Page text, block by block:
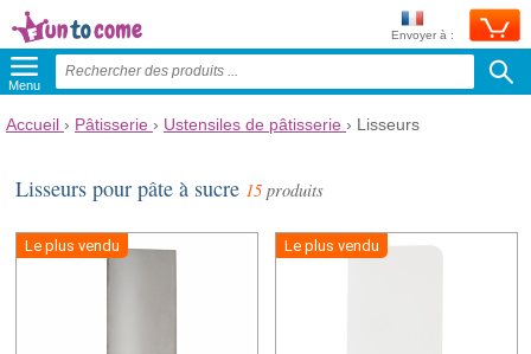
Envoyer à :
Menu
Accueil › Pâtisserie › Ustensiles de pâtisserie › Lisseurs
Lisseurs pour pâte à sucre 15 produits
Le plus vendu Le plus vendu